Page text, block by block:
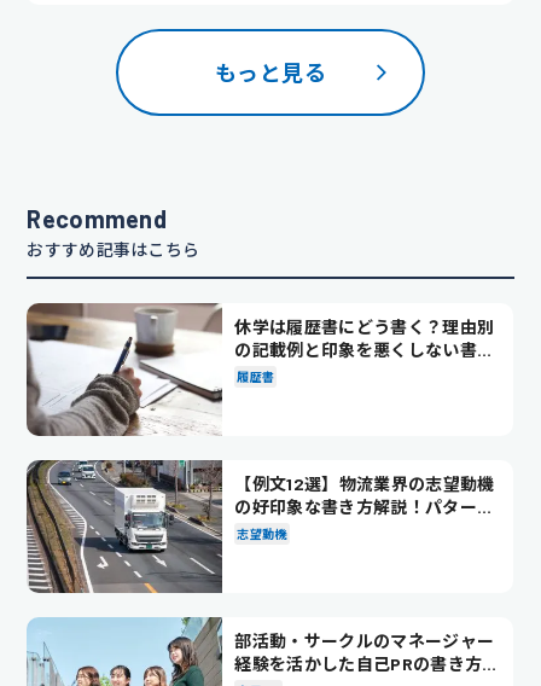
もっと見る
Recommend
おすすめ記事はこちら
休学は履歴書にどう書く？理由別
の記載例と印象を悪くしない書き
方を解説
履歴書
【例文12選】物流業界の志望動機
の好印象な書き方解説！パターン
別の例文も紹介
志望動機
部活動・サークルのマネージャー
経験を活かした自己PRの書き方を